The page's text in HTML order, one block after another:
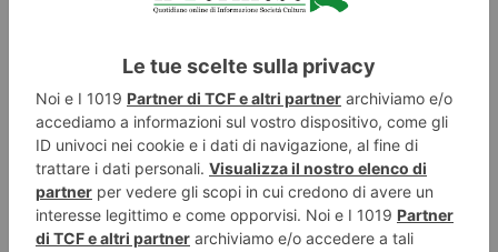
studi, professionisti, formatori per un momento di ascolto
Appuntamenti nazionali organizzati dal Comune di Torino
come l’incontro Città Creative UNESCO Italiane e un evento
organizzato insieme alle città di Biella e Alba nell’ambito del
“Festival Arcipelago”.
La quinta edizione (8-10 ottobre) di Utopian Hours “The
1.000 minute city (The city is everywhere)”, il primo festival
internazionale di city making in Italia curato da Torino